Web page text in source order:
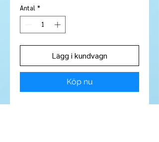
Antal *
Lägg i kundvagn
Köp nu